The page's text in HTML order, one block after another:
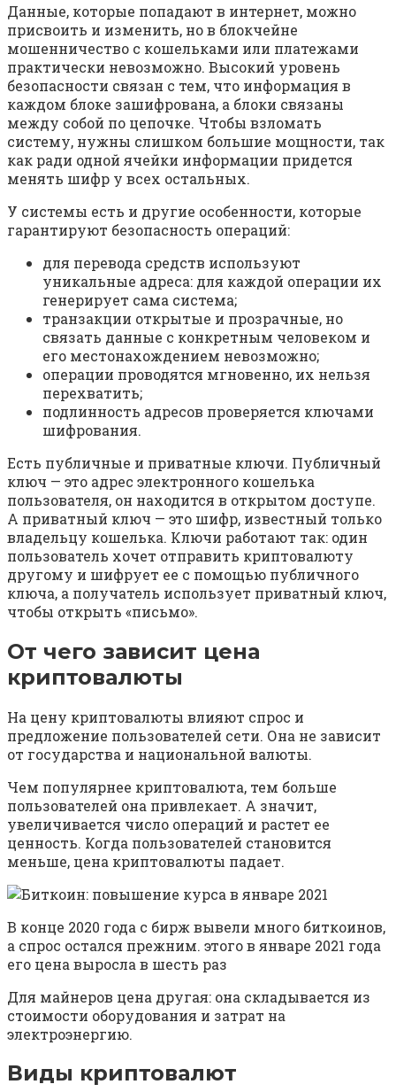
Данные, которые попадают в интернет, можно
присвоить и изменить, но в блокчейне
мошенничество с кошельками или платежами
практически невозможно. Высокий уровень
безопасности связан с тем, что информация в
каждом блоке зашифрована, а блоки связаны
между собой по цепочке. Чтобы взломать
систему, нужны слишком большие мощности, так
как ради одной ячейки информации придется
менять шифр у всех остальных.
У системы есть и другие особенности, которые
гарантируют безопасность операций:
для перевода средств используют
уникальные адреса: для каждой операции их
генерирует сама система;
транзакции открытые и прозрачные, но
связать данные с конкретным человеком и
его местонахождением невозможно;
операции проводятся мгновенно, их нельзя
перехватить;
подлинность адресов проверяется ключами
шифрования.
Есть публичные и приватные ключи. Публичный
ключ — это адрес электронного кошелька
пользователя, он находится в открытом доступе.
А приватный ключ — это шифр, известный только
владельцу кошелька. Ключи работают так: один
пользователь хочет отправить криптовалюту
другому и шифрует ее с помощью публичного
ключа, а получатель использует приватный ключ,
чтобы открыть «письмо».
От чего зависит цена
криптовалюты
На цену криптовалюты влияют спрос и
предложение пользователей сети. Она не зависит
от государства и национальной валюты.
Чем популярнее криптовалюта, тем больше
пользователей она привлекает. А значит,
увеличивается число операций и растет ее
ценность. Когда пользователей становится
меньше, цена криптовалюты падает.
В конце 2020 года с бирж вывели много биткоинов,
а спрос остался прежним. этого в январе 2021 года
его цена выросла в шесть раз
Для майнеров цена другая: она складывается из
стоимости оборудования и затрат на
электроэнергию.
Виды криптовалют